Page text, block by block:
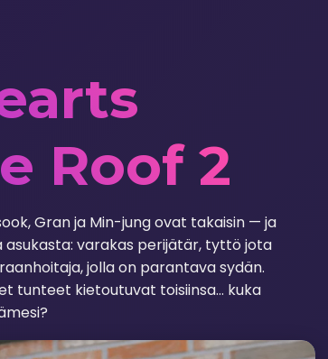
Roof 2
Gran ja Min-jung ovat takaisin — ja
varakas perijätär, tyttö jota
jolla on parantava sydän.
tunteet kietoutuvat toisiinsa… kuka